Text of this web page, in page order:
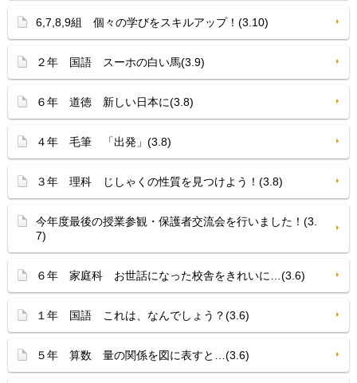
6,7,8,9組 個々の学びをスキルアップ！(3.10)
２年 国語 スーホの白い馬(3.9)
６年 道徳 新しい日本に(3.8)
４年 毛筆 「出発」(3.8)
３年 理科 じしゃくの性質を見つけよう！(3.8)
今年度最後の授業参観・保護者交流会を行いました！(3.
7)
６年 家庭科 お世話になった校舎をきれいに…(3.6)
１年 国語 これは、なんでしょう？(3.6)
５年 算数 量の関係を図に表すと…(3.6)